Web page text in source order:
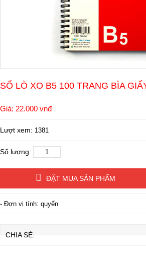
SỔ LÒ XO B5 100 TRANG BÌA
Giá: 22.000 vnđ
Lượt xem: 1381
Số lượng:
ĐẶT MUA SẢN PHẨM
- Đơn vị tính: quyển
CHIA SẺ: